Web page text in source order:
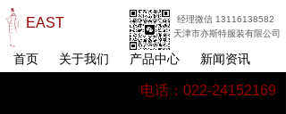
EAST
经理微信 13116138582
天津市亦斯特服装有限公司
首页 关于我们 产品中心 新闻资讯
电话：022-24152169